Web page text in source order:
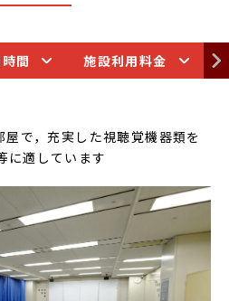
間 施設利用料金
で，充実した視聴覚機器類を
に適しています